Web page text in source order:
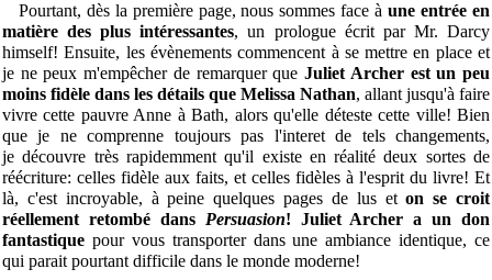
Pourtant, dès la première page, nous sommes face àune entrée en
matière des plus intéressantes, un prologue écrit par Mr. Darcy
himself! Ensuite, les évènements commencent à se mettre en place et
je ne peux m'empêcher de remarquer queJuliet Archer est un peu
moins fidèle dans les détails que Melissa Nathan, allant jusqu'à faire
vivre cette pauvre Anne à Bath, alors qu'elle déteste cette ville! Bien
que je ne comprenne toujours pas l'interet de tels changements,
je découvre très rapidemment qu'il existe en réalité deux sortes de
réécriture: celles fidèle aux faits, et celles fidèles à l'esprit du livre! Et
là, c'est incroyable, à peine quelques pages de lus eton se croit
réellement retombé dans Persuasion! Juliet Archer a un don
fantastique pour vous transporter dans une ambiance identique, ce
qui parait pourtant difficile dans le monde moderne!